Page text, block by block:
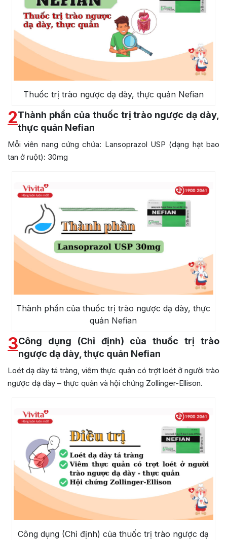
Thuốc trị trào ngược dạ dày, thực quản Nefian
2Thành phần của thuốc trị trào ngược dạ dày,
thực quản Nefian
Mỗi viên nang cứng chứa: Lansoprazol USP (dạng hạt bao
tan ở ruột): 30mg
Thành phần của thuốc trị trào ngược dạ dày, thực
quản Nefian
3Công dụng (Chỉ định) của thuốc trị trào
ngược dạ dày, thực quản Nefian
Loét dạ dày tá tràng, viêm thực quản có trợt loét ở người trào
ngược dạ dày – thực quản và hội chứng Zollinger-Ellison.
Công dụng (Chỉ định) của thuốc trị trào ngược dạ